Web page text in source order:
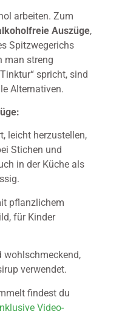
arbeiten. Zum
Auszüge,
Spitzwegerichs
man streng
spricht, sind
Alternativen.
leicht herzustellen,
Stichen und
in der Küche als
pflanzlichem
für Kinder
wohlschmeckend,
verwendet.
findest du
Video-